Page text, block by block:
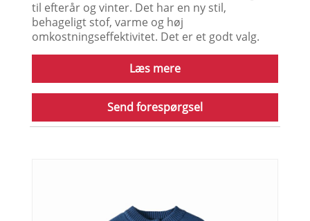
til efterår og vinter. Det har en ny stil,
behageligt stof, varme og høj
omkostningseffektivitet. Det er et godt valg.
Læs mere
Send forespørgsel